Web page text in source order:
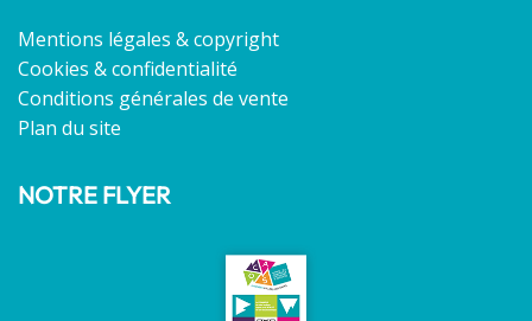
Mentions légales & copyright
Cookies & confidentialité
Conditions générales de vente
Plan du site
NOTRE FLYER